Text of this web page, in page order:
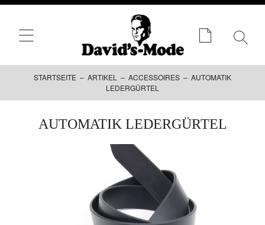
STARTSEITE – ARTIKEL – ACCESSOIRES – AUTOMATIK
LEDERGÜRTEL
AUTOMATIK LEDERGÜRTEL